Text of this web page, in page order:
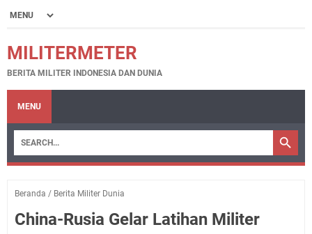
MILITERMETER
BERITA MILITER INDONESIA DAN DUNIA
MENU
Beranda / Berita Militer Dunia
China-Rusia Gelar Latihan Militer